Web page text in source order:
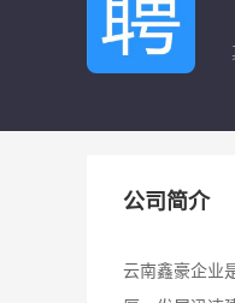
公司简介
云南鑫豪企业